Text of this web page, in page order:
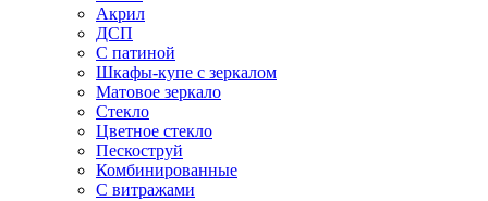
Акрил
ДСП
С патиной
Шкафы-купе с зеркалом
Матовое зеркало
Стекло
Цветное стекло
Пескоструй
Комбинированные
С витражами